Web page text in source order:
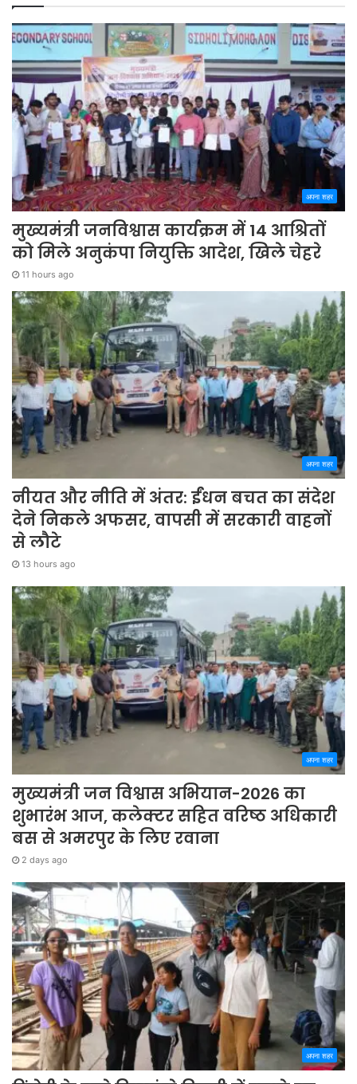
अपना शहर
मुख्यमंत्री जनविश्वास कार्यक्रम में 14 आश्रितों
को मिले अनुकंपा नियुक्ति आदेश, खिले चेहरे
11 hours ago
अपना शहर
नीयत और नीति में अंतर: ईंधन बचत का संदेश
देने निकले अफसर, वापसी में सरकारी वाहनों
से लौटे
13 hours ago
अपना शहर
मुख्यमंत्री जन विश्वास अभियान-2026 का
शुभारंभ आज, कलेक्टर सहित वरिष्ठ अधिकारी
बस से अमरपुर के लिए रवाना
2 days ago
अपना शहर